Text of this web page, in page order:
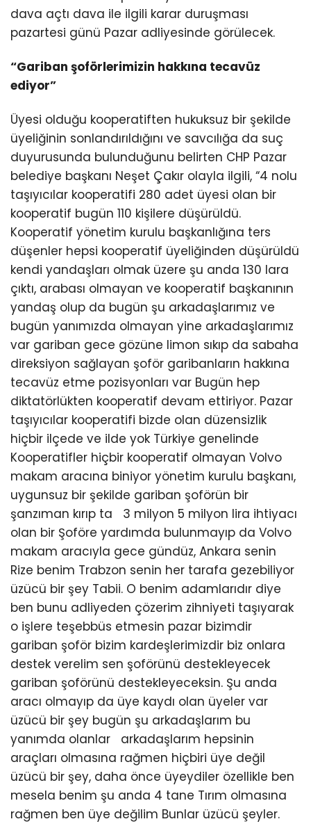
dava açtı dava ile ilgili karar duruşması
pazartesi günü Pazar adliyesinde görülecek.
“Gariban şoförlerimizin hakkına tecavüz
ediyor”
Üyesi olduğu kooperatiften hukuksuz bir şekilde
üyeliğinin sonlandırıldığını ve savcılığa da suç
duyurusunda bulunduğunu belirten CHP Pazar
belediye başkanı Neşet Çakır olayla ilgili, “4 nolu
taşıyıcılar kooperatifi 280 adet üyesi olan bir
kooperatif bugün 110 kişilere düşürüldü.
Kooperatif yönetim kurulu başkanlığına ters
düşenler hepsi kooperatif üyeliğinden düşürüldü
kendi yandaşları olmak üzere şu anda 130 lara
çıktı, arabası olmayan ve kooperatif başkanının
yandaş olup da bugün şu arkadaşlarımız ve
bugün yanımızda olmayan yine arkadaşlarımız
var gariban gece gözüne limon sıkıp da sabaha
direksiyon sağlayan şoför garibanların hakkına
tecavüz etme pozisyonları var Bugün hep
diktatörlükten kooperatif devam ettiriyor. Pazar
taşıyıcılar kooperatifi bizde olan düzensizlik
hiçbir ilçede ve ilde yok Türkiye genelinde
Kooperatifler hiçbir kooperatif olmayan Volvo
makam aracına biniyor yönetim kurulu başkanı,
uygunsuz bir şekilde gariban şoförün bir
şanzıman kırıp ta 3 milyon 5 milyon lira ihtiyacı
olan bir Şoföre yardımda bulunmayıp da Volvo
makam aracıyla gece gündüz, Ankara senin
Rize benim Trabzon senin her tarafa gezebiliyor
üzücü bir şey Tabii. O benim adamlarıdır diye
ben bunu adliyeden çözerim zihniyeti taşıyarak
o işlere teşebbüs etmesin pazar bizimdir
gariban şoför bizim kardeşlerimizdir biz onlara
destek verelim sen şoförünü destekleyecek
gariban şoförünü destekleyeceksin. Şu anda
aracı olmayıp da üye kaydı olan üyeler var
üzücü bir şey bugün şu arkadaşlarım bu
yanımda olanlar arkadaşlarım hepsinin
araçları olmasına rağmen hiçbiri üye değil
üzücü bir şey, daha önce üyeydiler özellikle ben
mesela benim şu anda 4 tane Tırım olmasına
rağmen ben üye değilim Bunlar üzücü şeyler.